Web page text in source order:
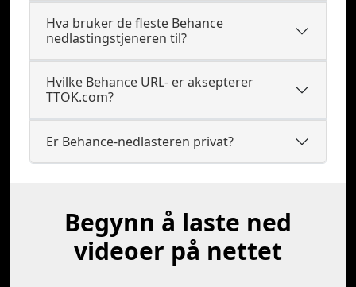
Hva bruker de fleste Behance
nedlastingstjeneren til?
Hvilke Behance URL- er aksepterer
TTOK.com?
Er Behance-nedlasteren privat?
Begynn å laste ned
videoer på nettet